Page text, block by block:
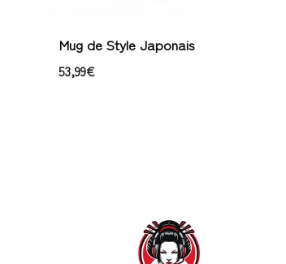
Mug de Style Japonais
53,99€